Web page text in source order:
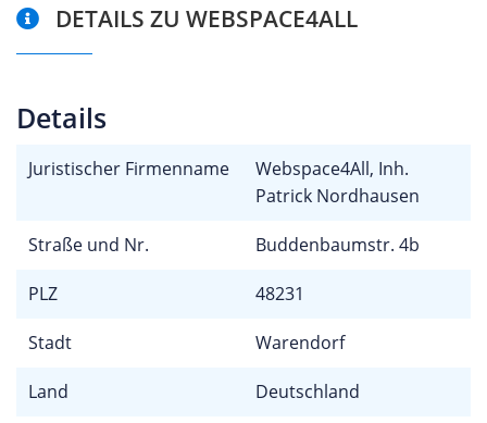
DETAILS ZU WEBSPACE4ALL
Details
Juristischer Firmenname
Webspace4All, Inh.
Patrick Nordhausen
Straße und Nr. Buddenbaumstr. 4b
PLZ 48231
Stadt Warendorf
Land Deutschland